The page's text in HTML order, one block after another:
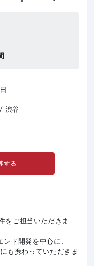
渋谷
する
をご担当いただきま
ド開発を中心に、
も携わっていただきま